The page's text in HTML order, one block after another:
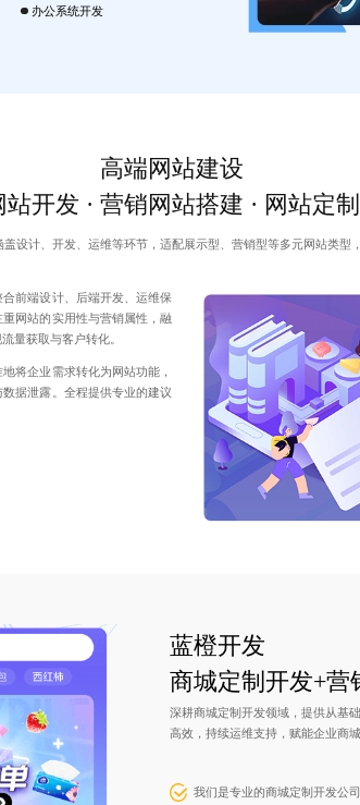
办公系统开发
高端网站建设
站开发 · 营销网站搭建 · 网站定
设计、开发、运维等环节，适配展示型、营销型等多元网站类型
前端设计、后端开发、运维保
网站的实用性与营销属性，融
量获取与客户转化。
将企业需求转化为网站功能，
据泄露。全程提供专业的建议
蓝橙开发
商城定制开发+营
深耕商城定制开发领域，提供从基
高效，持续运维支持，赋能企业商
我们是专业的商城定制开发公